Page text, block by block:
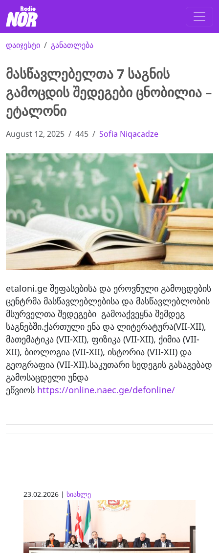
დაიჯესტი განათლება
მასწავლებელთა 7 საგნის
გამოცდის შედეგები ცნობილია –
ეტალონი
August 12, 2025 445 Sofia Niqacadze
etaloni.ge შეფასებისა და ეროვნული გამოცდების
ცენტრმა მასწავლებლებისა და მასწავლებლობის
მსურველთა შედეგები გამოაქვეყნა შემდეგ
საგნებში.ქართული ენა და ლიტერატურა(VII-XII),
მათემატიკა (VII-XII), ფიზიკა (VII-XII), ქიმია (VII-
XII), ბიოლოგია (VII-XII), ისტორია (VII-XII) და
გეოგრაფია (VII-XII).საკუთარი სედეგის გასაგებად
გამოსაცდელი უნდა
ეწვიოს https://online.naec.ge/defonline/
23.02.2026 | სიახლე